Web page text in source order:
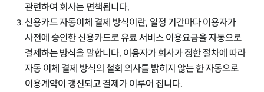
관련하여 회사는 면책됩니다.
신용카드 자동이체 결제 방식이란, 일정 기간마다 이용자가
사전에 승인한 신용카드로 유료 서비스 이용요금을 자동으로
결제하는 방식을 말합니다. 이용자가 회사가 정한 절차에 따라
자동 이체 결제 방식의 철회 의사를 밝히지 않는 한 자동으로
이용계약이 갱신되고 결제가 이루어 집니다.